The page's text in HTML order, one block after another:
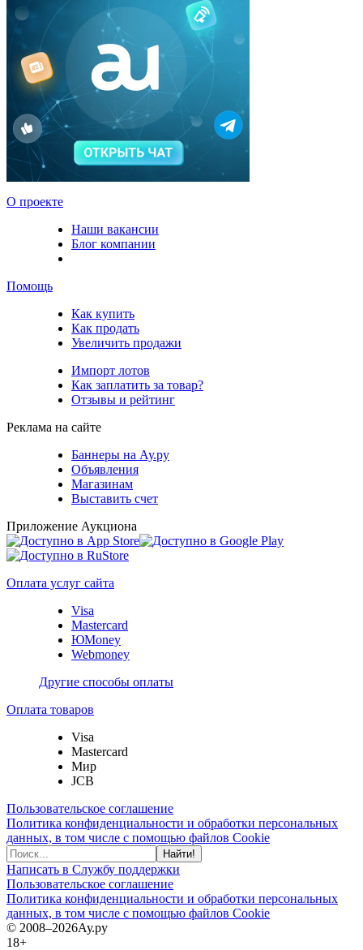
О проекте
Наши вакансии
Блог компании
Помощь
Как купить
Как продать
Увеличить продажи
Импорт лотов
Как заплатить за товар?
Отзывы и рейтинг
Реклама на сайте
Баннеры на Ау.ру
Объявления
Магазинам
Выставить счет
Приложение Аукциона
Оплата услуг сайта
Visa
Mastercard
ЮMoney
Webmoney
Другие способы оплаты
Оплата товаров
Visa
Mastercard
Мир
JCB
Пользовательское соглашение
Политика конфиденциальности и обработки персональных
данных, в том числе с помощью файлов Cookie
Найти!
Написать в Службу поддержки
Пользовательское соглашение
Политика конфиденциальности и обработки персональных
данных, в том числе с помощью файлов Cookie
© 2008–2026Ау.ру
18+